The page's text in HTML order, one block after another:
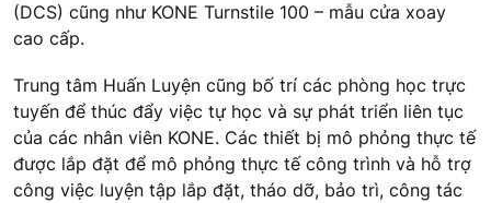
(DCS) cũng như KONE Turnstile 100 – mẫu cửa xoay
cao cấp.
Trung tâm Huấn Luyện cũng bố trí các phòng học trực
tuyến để thúc đẩy việc tự học và sự phát triển liên tục
của các nhân viên KONE. Các thiết bị mô phỏng thực tế
được lắp đặt để mô phỏng thực tế công trình và hỗ trợ
công việc luyện tập lắp đặt, tháo dỡ, bảo trì, công tác